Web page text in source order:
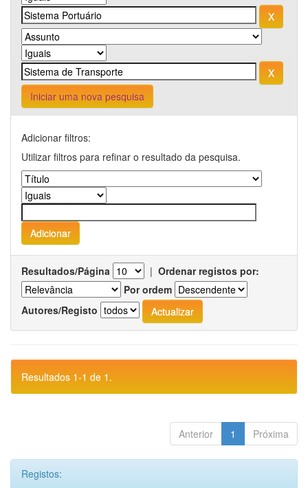
Iniciar uma nova pesquisa
Adicionar filtros:
Utilizar filtros para refinar o resultado da pesquisa.
Resultados/Página | Ordenar registos por:
Por ordem
Autores/Registo
Resultados 1-1 de 1.
Anterior 1 Próxima
Registos: